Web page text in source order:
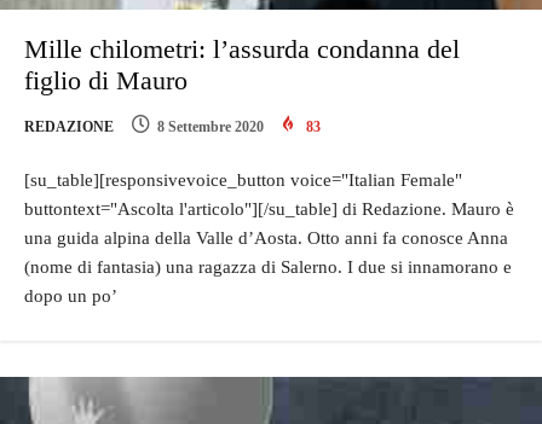
Mille chilometri: l’assurda condanna del
figlio di Mauro
REDAZIONE 8 Settembre 2020 83
[su_table][responsivevoice_button voice="Italian Female"
buttontext="Ascolta l'articolo"][/su_table] di Redazione. Mauro è
una guida alpina della Valle d’Aosta. Otto anni fa conosce Anna
(nome di fantasia) una ragazza di Salerno. I due si innamorano e
dopo un po’